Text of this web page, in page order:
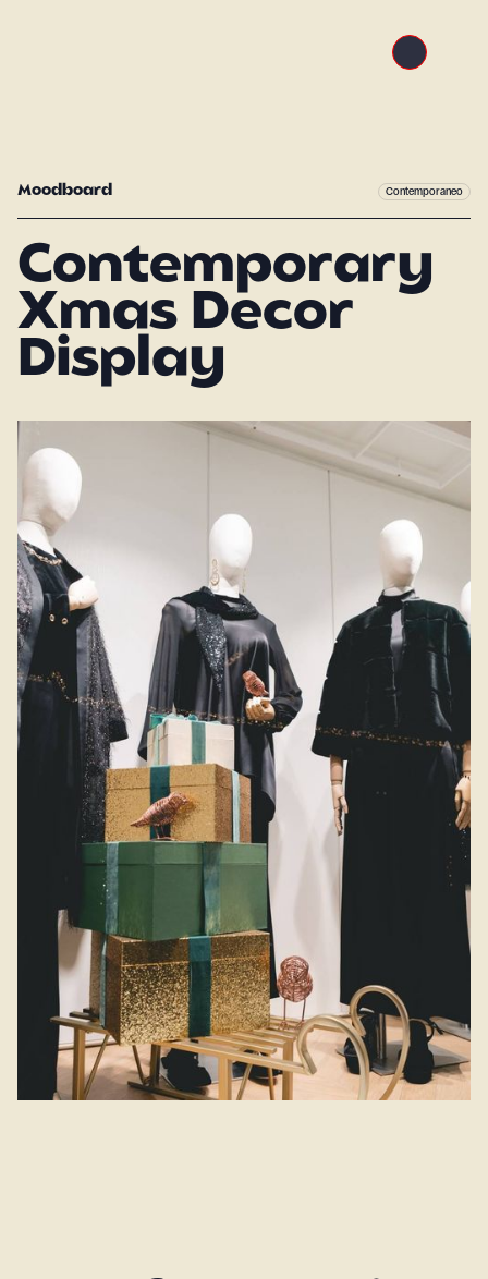
Moodboard Contemporaneo
Contemporary
Xmas Decor
Display